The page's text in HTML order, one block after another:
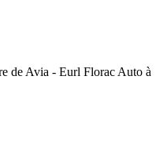
de Avia - Eurl Florac Auto à